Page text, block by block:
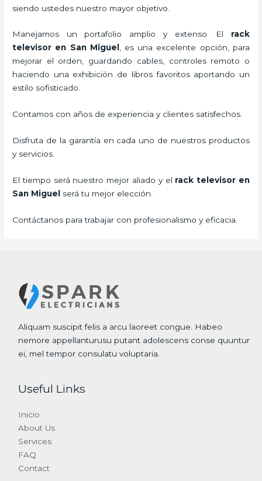
siendo ustedes nuestro mayor objetivo.
Manejamos un portafolio amplio y extenso. El rack
televisor en San Miguel , es una excelente opción, para
mejorar el orden, guardando cables, controles remoto o
haciendo una exhibición de libros favoritos aportando un
estilo sofisticado.
Contamos con años de experiencia y clientes satisfechos.
Disfruta de la garantía en cada uno de nuestros productos
y servicios.
El tiempo será nuestro mejor aliado y el rack televisor en
San Miguel
será tu mejor elección.
Contáctanos para trabajar con profesionalismo y eficacia.
Aliquam suscipit felis a arcu laoreet congue. Habeo
nemore appellanturusu putant adolescens conse quuntur
ei, mel tempor consulatu voluptaria.
Useful Links
Inicio
About Us
Services
FAQ
Contact